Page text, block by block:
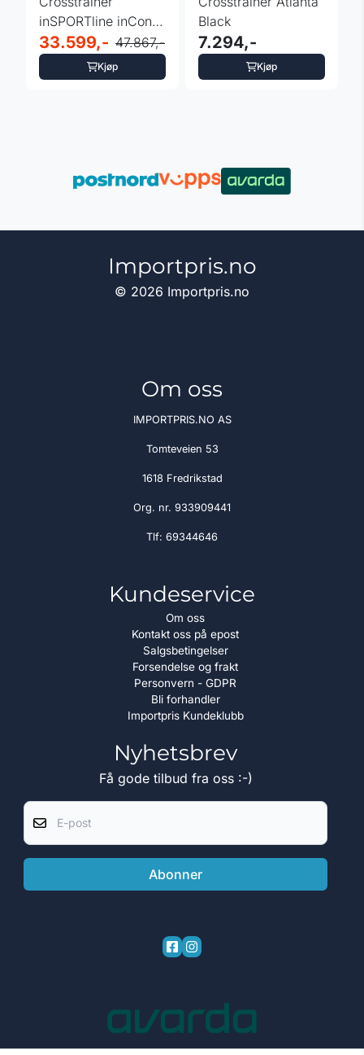
inSPORTline inCondi
ET2000i
33.599,- 47.867,-
Kjøp
Black
7.294,-
Kjøp
Importpris.no
© 2026 Importpris.no
Om oss
IMPORTPRIS.NO AS
Tomteveien 53
1618 Fredrikstad
Org. nr. 933909441
Tlf: 69344646
Kundeservice
Om oss
Kontakt oss på epost
Salgsbetingelser
Forsendelse og frakt
Personvern - GDPR
Bli forhandler
Importpris Kundeklubb
Nyhetsbrev
Få gode tilbud fra oss :-)
Abonner